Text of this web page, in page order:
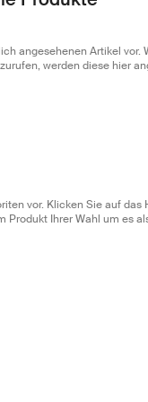
angesehenen Artikel vor.
werden diese hier
vor. Klicken Sie auf das
Produkt Ihrer Wahl um es